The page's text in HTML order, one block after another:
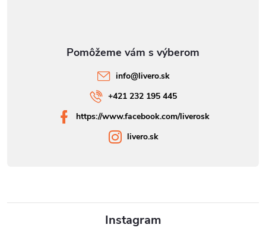
Instagram
info@livero.sk
+421 232 195 445
https://www.facebook.com/liverosk
livero.sk